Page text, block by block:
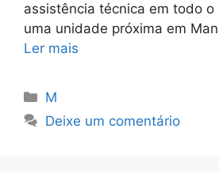
assistência técnica em todo o
uma unidade próxima em
Ler mais
Categorias
M
Deixe um comentário